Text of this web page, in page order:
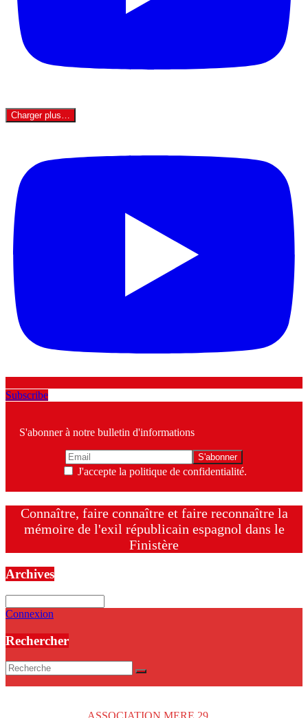
Charger plus…
Subscribe
S'abonner à notre bulletin d'informations
J'accepte la politique de confidentialité.
Connaître, faire connaître et faire reconnaître la
mémoire de l'exil républicain espagnol dans le
Finistère
Archives
Connexion
Rechercher